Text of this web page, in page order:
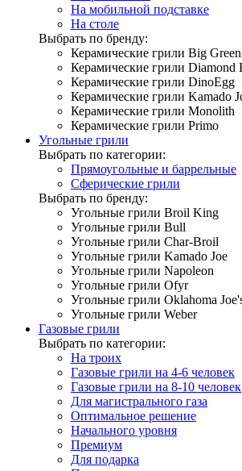
На мобильной подставке
На столе
Выбрать по бренду:
Керамические грили Big
Керамические грили Diamond
Керамические грили DinoEgg
Керамические грили Kamado
Керамические грили Monolith
Керамические грили Primo
Угольные грили
Выбрать по категории:
Прямоугольные и баррельные
Сферические грили
Выбрать по бренду:
Угольные грили Broil King
Угольные грили Bull
Угольные грили Char-Broil
Угольные грили Kamado Joe
Угольные грили Napoleon
Угольные грили Ofyr
Угольные грили Oklahoma
Угольные грили Weber
Газовые грили
Выбрать по категории:
На троих
Газовые грили на 4-6 человек
Газовые грили на 8-10 человек
Для магистрального газа
Оптимальное решение
Начального уровня
Премиум
Для подарка